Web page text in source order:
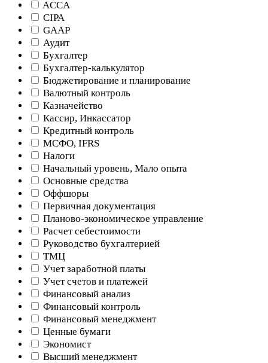
ACCA
CIPA
GAAP
Аудит
Бухгалтер
Бухгалтер-калькулятор
Бюджетирование и планирование
Валютный контроль
Казначейство
Кассир, Инкассатор
Кредитный контроль
МСФО, IFRS
Налоги
Начальный уровень, Мало опыта
Основные средства
Оффшоры
Первичная документация
Планово-экономическое управление
Расчет себестоимости
Руководство бухгалтерией
ТМЦ
Учет заработной платы
Учет счетов и платежей
Финансовый анализ
Финансовый контроль
Финансовый менеджмент
Ценные бумаги
Экономист
Высший менеджмент